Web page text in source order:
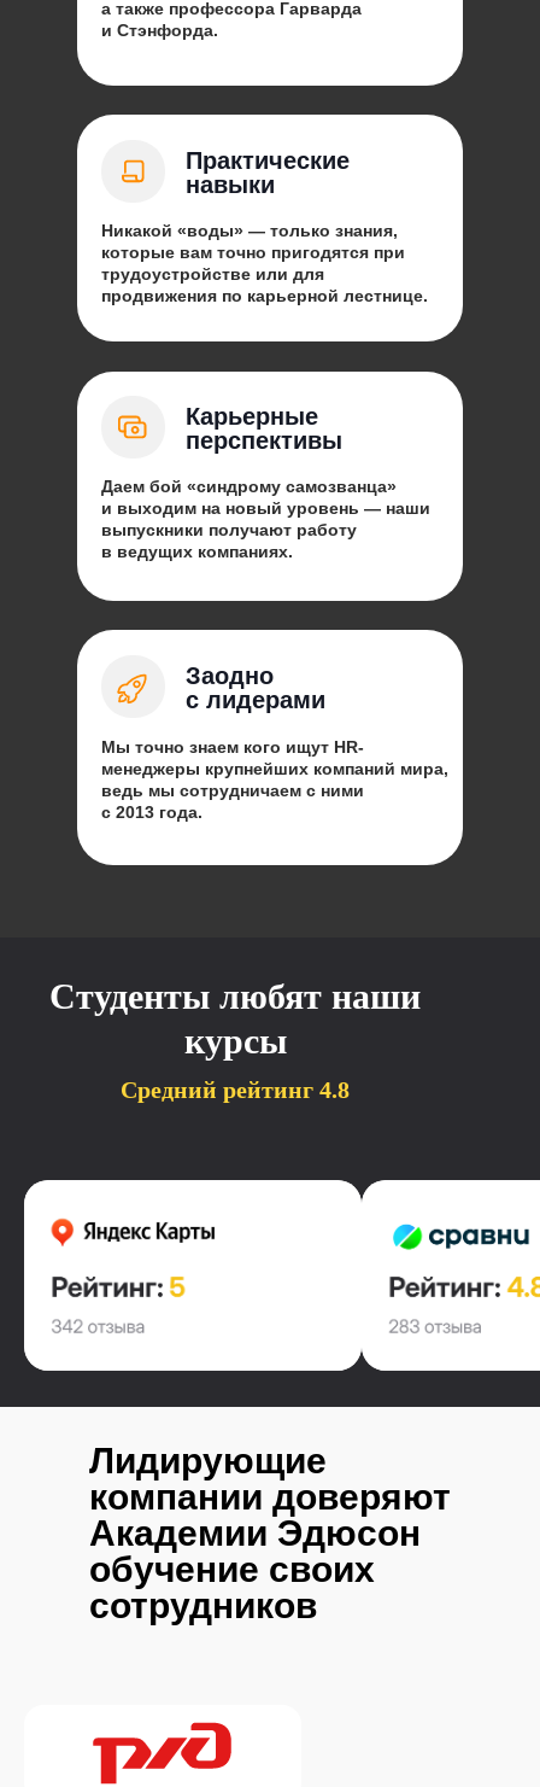
а также профессора Гарварда
и Стэнфорда.
Практические
навыки
Никакой «воды» — только знания,
которые вам точно пригодятся при
трудоустройстве или для
продвижения по карьерной лестнице.
Карьерные
перспективы
Даем бой «синдрому самозванца»
и выходим на новый уровень — наши
выпускники получают работу
в ведущих компаниях.
Заодно
с лидерами
Мы точно знаем кого ищут HR-
менеджеры крупнейших компаний мира,
ведь мы сотрудничаем с ними
с 2013 года.
Студенты любят наши
курсы
Средний рейтинг 4.8
Лидирующие
компании доверяют
Академии Эдюсон
обучение своих
сотрудников